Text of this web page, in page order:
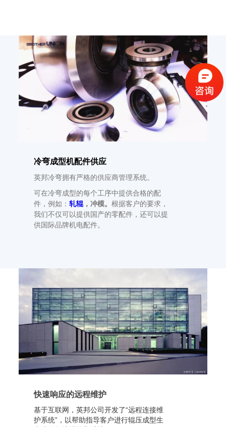
冷弯成型机配件供应
英邦冷弯拥有严格的供应商管理系统。
可在冷弯成型的每个工序中提供合格的配
件，例如：轧辊 ，冲模。根据客户的要求，
我们不仅可以提供国产的零配件，还可以提
供国际品牌机电配件。
快速响应的远程维护
基于互联网，英邦公司开发了“远程连接维
护系统”，以帮助指导客户进行辊压成型生